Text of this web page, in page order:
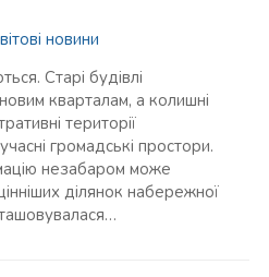
новини
Старі будівлі
кварталам, а колишні
території
громадські простори.
незабаром може
ділянок набережної